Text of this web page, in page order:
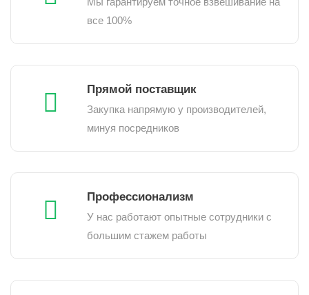
все 100%
Прямой поставщик
Закупка напрямую у производителей,
минуя посредников
Профессионализм
У нас работают опытные сотрудники с
большим стажем работы